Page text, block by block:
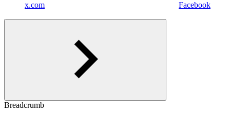
x.com Facebook
Breadcrumb